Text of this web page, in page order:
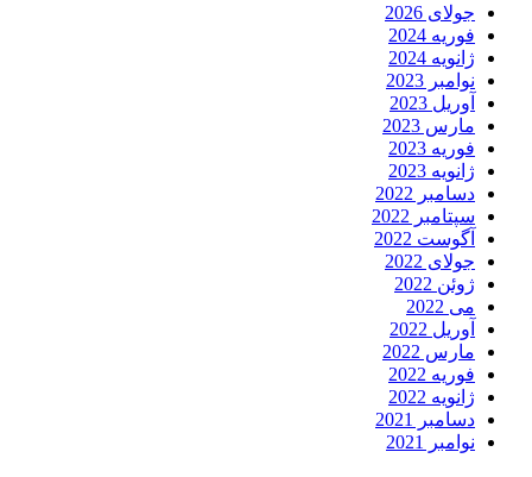
جولای 2026
فوریه 2024
ژانویه 2024
نوامبر 2023
آوریل 2023
مارس 2023
فوریه 2023
ژانویه 2023
دسامبر 2022
سپتامبر 2022
آگوست 2022
جولای 2022
ژوئن 2022
می 2022
آوریل 2022
مارس 2022
فوریه 2022
ژانویه 2022
دسامبر 2021
نوامبر 2021